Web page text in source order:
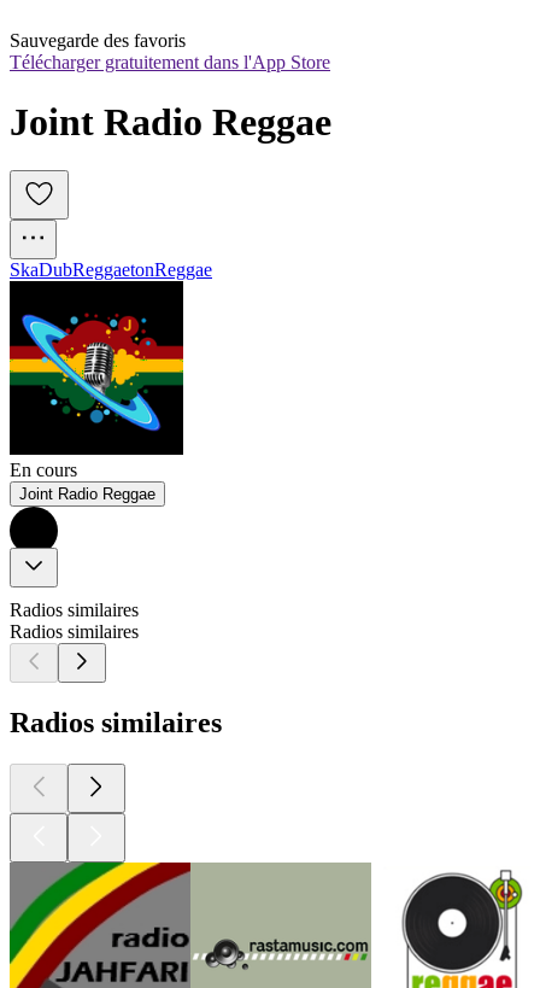
Sauvegarde des favoris
Télécharger gratuitement dans l'App Store
Joint Radio Reggae
SkaDubReggaetonReggae
En cours
Joint Radio Reggae
Radios similaires
Radios similaires
Radios similaires